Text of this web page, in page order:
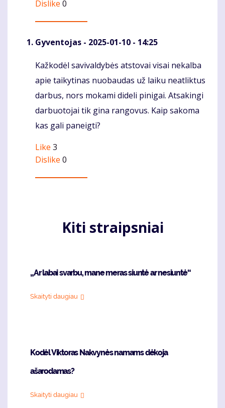
Dislike 0
Gyventojas - 2025-01-10 - 14:25
Komentaras
Kažkodėl savivaldybės atstovai visai nekalba
apie taikytinas nuobaudas už laiku neatliktus
darbus, nors mokami dideli pinigai. Atsakingi
darbuotojai tik gina rangovus. Kaip sakoma
kas gali paneigti?
Like 3
Dislike 0
Kiti straipsniai
„Ar labai svarbu, mane meras siuntė ar nesiuntė“
Skaityti daugiau
Kodėl Viktoras Nakvynės namams dėkoja
ašarodamas?
Skaityti daugiau